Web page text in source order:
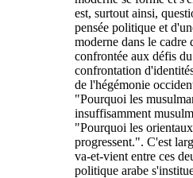
est, surtout ainsi,
pensée politique et
moderne dans le cadre
confrontée aux défis
confrontation
de l'hégémonie
"Pourquoi les
insuffisamment
"Pourquoi les
progressent.". C'est
va-et-vient entre ces
politique arabe